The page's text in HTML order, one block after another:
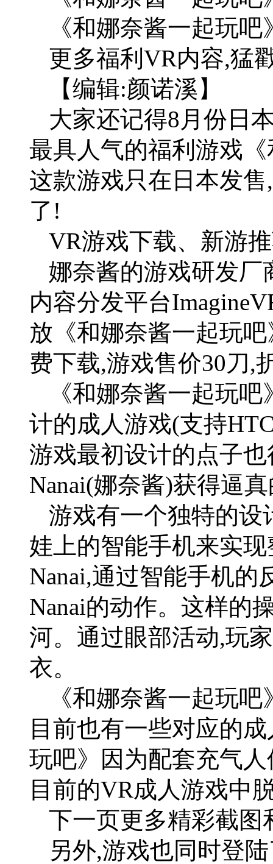
《和娜奈酱一起玩
更多福利VR内容,猛
【编辑:颜诺溪】
大家还记得8月份日
最具人气的福利游戏
这款游戏只在日本发
了!
VR游戏下载、新游
娜奈酱的游戏研发厂
内容分发平台
放《和娜奈酱一起玩
费下载,游戏售价30刀,
《和娜奈酱一起玩
计的成人游戏(支持
游戏最初设计的点子
Nanai(娜奈酱)获得逼
游戏有一个独特的设
娃上的智能手机来实
Nanai,通过智能手机的
Nanai的动作。这样的
河。通过眼部活动,玩
衣。
《和娜奈酱一起玩
目前也有一些对应的
玩吧》因为配套充气
目前的VR成人游戏中
下一页更多精彩截图
另外,游戏也同时登